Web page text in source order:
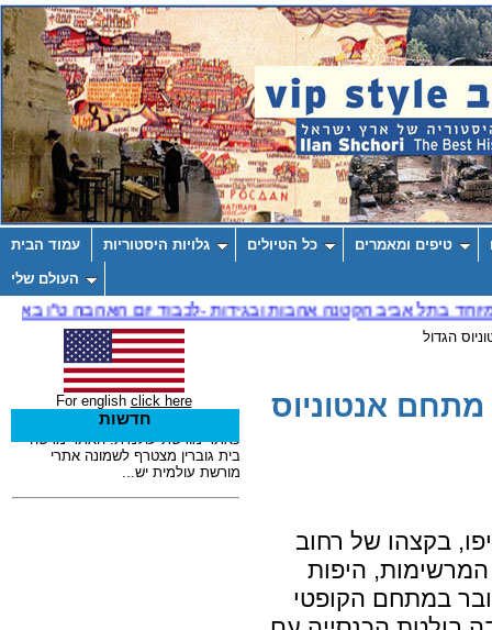
עמוד הבית גלויות היסטוריות כל הטיולים טיפים ומאמרים
העולם שלי
הגדול
מתחם אנטוניוס
בקצהו של רחוב
היפות
במתחם הקופטי
For english click here
חדשות